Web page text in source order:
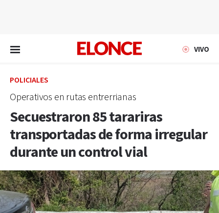
VIVO
POLICIALES
Operativos en rutas entrerrianas
Secuestraron 85 tarariras
transportadas de forma irregular
durante un control vial